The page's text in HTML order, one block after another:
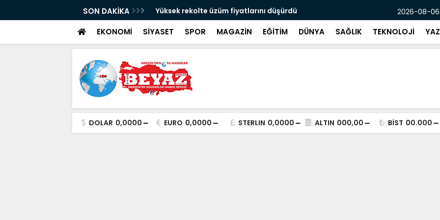
SON DAKİKA
etmişti: Engelli gencin umre hayali Yüksek rekolte üzüm fiyatlarını düşürdü Boğazına
2026-08-
EKONOMİ SİYASET SPOR MAGAZİN EĞİTİM DÜNYA SAĞLIK TEKNOLOJİ
DOLAR 0,0000 EURO 0,0000 STERLIN 0,0000 ALTIN 000,00 BİST 00.000